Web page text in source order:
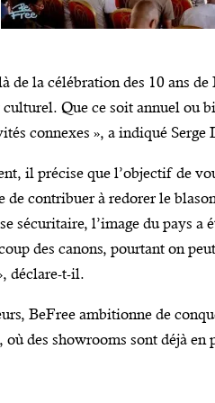
de la célébration des 10 ans
culturel. Que ce soit annuel ou
connexes », a indiqué
il précise que l’objectif de
de contribuer à redorer le
sécuritaire, l’image du pays a
des canons, pourtant on
déclare-t-il.
BeFree ambitionne de
où des showrooms sont déjà en